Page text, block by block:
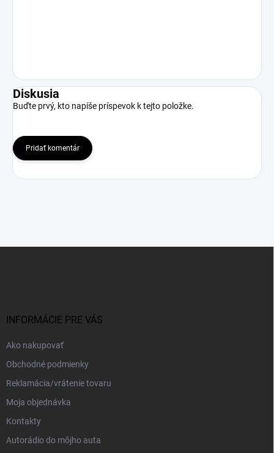
Diskusia
Buďte prvý, kto napíše príspevok k tejto položke.
Pridať komentár
INFORMÁCIE PRE VÁS
Ako nakupovať
Obchodné podmienky
Reklamácia/vrátenie tovaru
Moja objednávka
Kontakty
Autorádio do môjho auta